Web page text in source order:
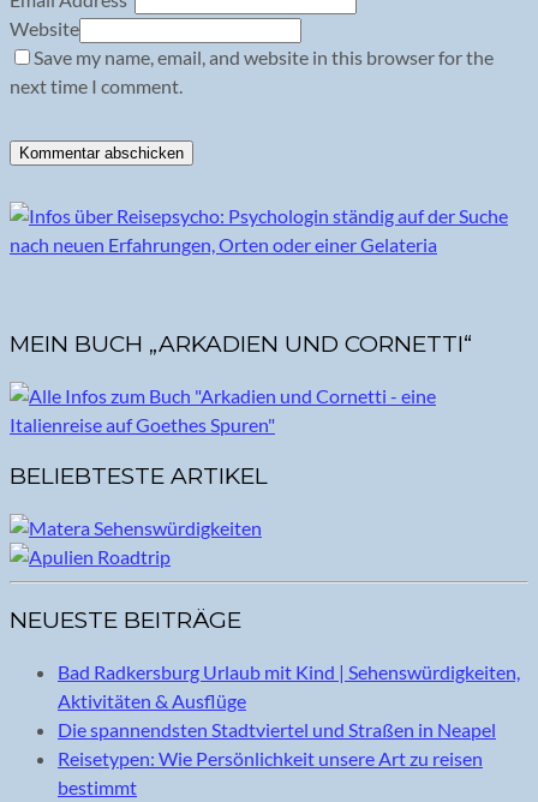
Website
Save my name, email, and website in this browser for the
next time I comment.
MEIN BUCH „ARKADIEN UND CORNETTI“
BELIEBTESTE ARTIKEL
NEUESTE BEITRÄGE
Bad Radkersburg Urlaub mit Kind | Sehenswürdigkeiten,
Aktivitäten & Ausflüge
Die spannendsten Stadtviertel und Straßen in Neapel
Reisetypen: Wie Persönlichkeit unsere Art zu reisen
bestimmt